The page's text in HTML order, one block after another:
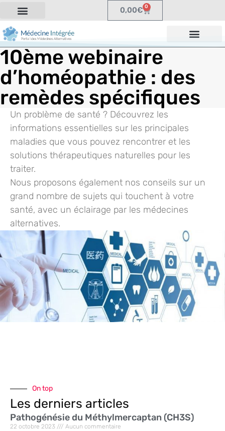
0,00€ 0
10ème webinaire
d’homéopathie : des
remèdes spécifiques
Un problème de santé ? Découvrez les
informations essentielles sur les principales
maladies que vous pouvez rencontrer et les
solutions thérapeutiques naturelles pour les
traiter.
Nous proposons également nos conseils sur un
grand nombre de sujets qui touchent à votre
santé, avec un éclairage par les médecines
alternatives.
On top
Les derniers articles
Pathogénésie du Méthylmercaptan (CH3S)
22 octobre 2023 Aucun commentaire